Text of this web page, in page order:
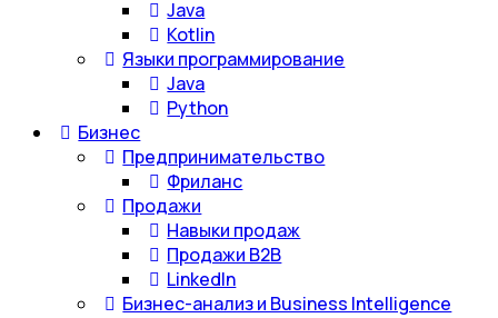
Java
Kotlin
Языки программирование
Java
Python
Бизнес
Предпринимательство
Фриланс
Продажи
Навыки продаж
Продажи B2B
LinkedIn
Бизнес-анализ и Business Intelligence